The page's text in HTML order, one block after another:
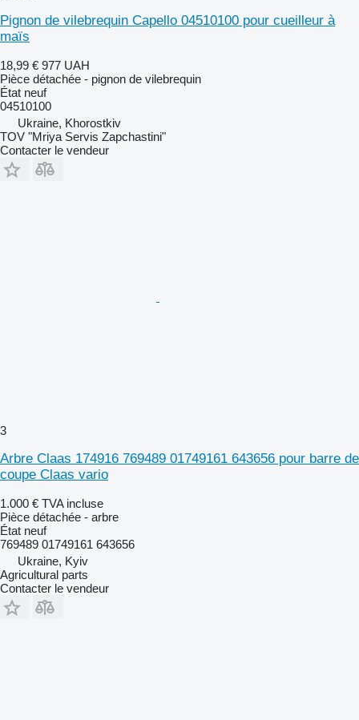
Pignon de vilebrequin Capello 04510100 pour cueilleur à
maïs
18,99 € 977 UAH
Pièce détachée - pignon de vilebrequin
État neuf
04510100
Ukraine, Khorostkiv
TOV "Mriya Servis Zapchastini"
Contacter le vendeur
3
Arbre Claas 174916 769489 01749161 643656 pour barre de
coupe Claas vario
1.000 € TVA incluse
Pièce détachée - arbre
État neuf
769489 01749161 643656
Ukraine, Kyiv
Agricultural parts
Contacter le vendeur